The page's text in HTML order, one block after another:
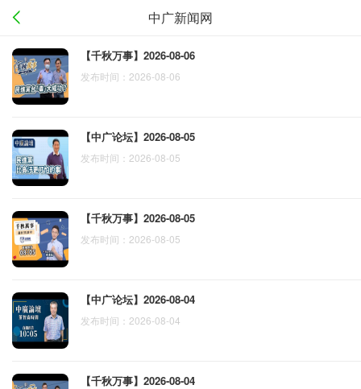
中广新闻网
【千秋万事】2026-08-06
发布时间：2026-08-06
【中广论坛】2026-08-05
发布时间：2026-08-05
【千秋万事】2026-08-05
发布时间：2026-08-05
【中广论坛】2026-08-04
发布时间：2026-08-04
【千秋万事】2026-08-04